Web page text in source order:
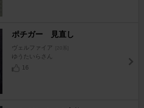
ポチガー 見直し
ヴェルファイア [20系]
ゆうたいらさん
16